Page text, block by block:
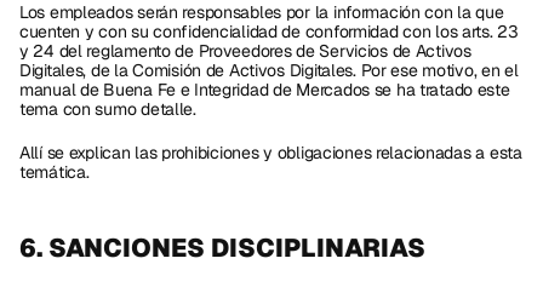
Los empleados serán responsables por la información con la que
cuenten y con su confidencialidad de conformidad con los arts. 23
y 24 del reglamento de Proveedores de Servicios de Activos
Digitales, de la Comisión de Activos Digitales. Por ese motivo, en el
manual de Buena Fe e Integridad de Mercados se ha tratado este
tema con sumo detalle.
Allí se explican las prohibiciones y obligaciones relacionadas a esta
temática.
6. SANCIONES DISCIPLINARIAS